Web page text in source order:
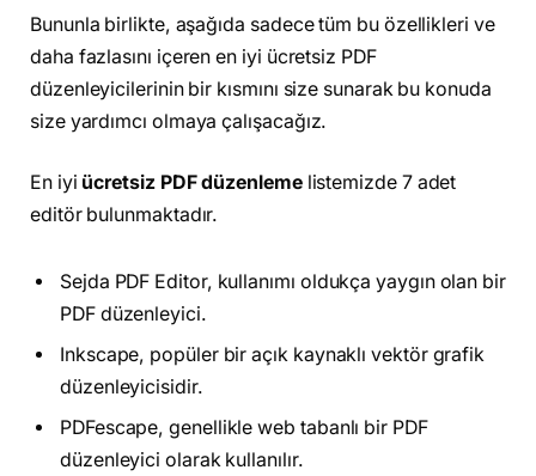
Bununla birlikte, aşağıda sadece tüm bu özellikleri ve
daha fazlasını içeren en iyi ücretsiz PDF
düzenleyicilerinin bir kısmını size sunarak bu konuda
size yardımcı olmaya çalışacağız.
En iyi ücretsiz PDF düzenlemelistemizde 7 adet
editör bulunmaktadır.
Sejda PDF Editor, kullanımı oldukça yaygın olan bir
PDF düzenleyici.
Inkscape, popüler bir açık kaynaklı vektör grafik
düzenleyicisidir.
PDFescape, genellikle web tabanlı bir PDF
düzenleyici olarak kullanılır.